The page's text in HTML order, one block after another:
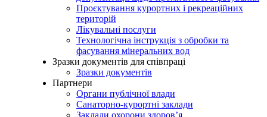
Проєктування курортних і рекреаційних
територій
Лікувальні послуги
Технологічна інструкція з обробки та
фасування мінеральних вод
Зразки документів для співпраці
Зразки документів
Партнери
Органи публічної влади
Санаторно-курортні заклади
Заклади охорони здоров’я